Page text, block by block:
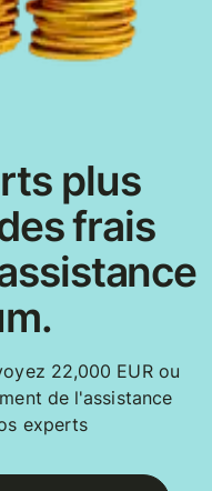
plus
frais
22,000 EUR ou
de l'assistance
experts